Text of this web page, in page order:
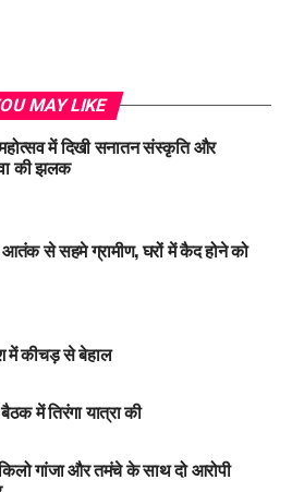
MAY LIKE
में दिखी सनातन संस्कृति और
की झलक
से सहमे ग्रामीण, घरों में कैद होने को
में कीचड़ से बेहाल
में तिरंगा यात्रा की
गांजा और तमंचे के साथ दो आरोपी